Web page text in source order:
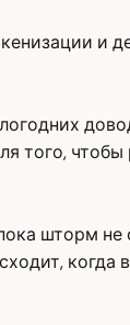
и
того,
шторм не